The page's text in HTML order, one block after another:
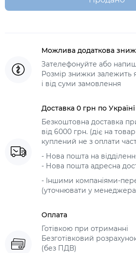
Можлива додаткова
Зателефонуйте або
Розмір знижки залежить
і від суми замовлення
Доставка 0 грн по Україні
Безкоштовна доставка
від 6000 грн. (діє на
куплений не з оплати
- Нова пошта на
- Нова пошта адресна
- Іншими компаніями-
(уточнювати у
Оплата
Готівкою при отриманні
Безготівковий
(без ПДВ)